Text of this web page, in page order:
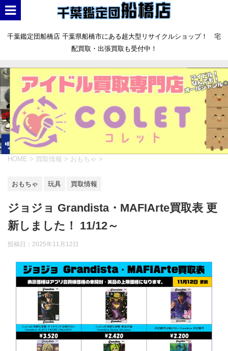
千葉鑑定団船橋店 千葉県船橋市にある超大型リサイクルショップ！ 宅
配買取・出張買取も受付中！
HOME > 買取情報 > おもちゃ >
おもちゃ 玩具 買取情報
ジョジョ Grandista・MAFIArte買取表 更
新しました！ 11/12～
投稿日： 2025年11月12日